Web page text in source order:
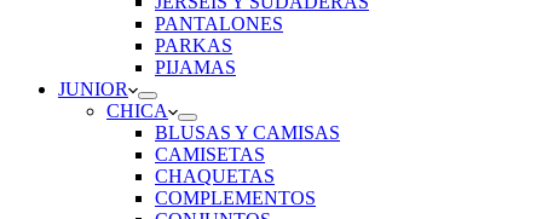
PANTALONES
PARKAS
PIJAMAS
JUNIOR
CHICA
BLUSAS Y CAMISAS
CAMISETAS
CHAQUETAS
COMPLEMENTOS